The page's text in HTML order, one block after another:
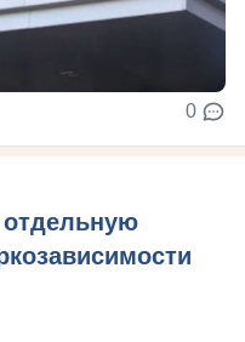
0
отдельную